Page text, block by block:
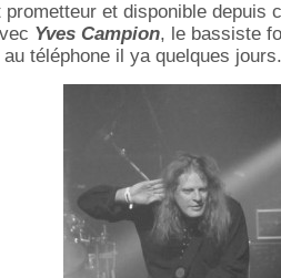
et disponible depuis
Yves Campion, le bassiste
téléphone il ya quelques jours.